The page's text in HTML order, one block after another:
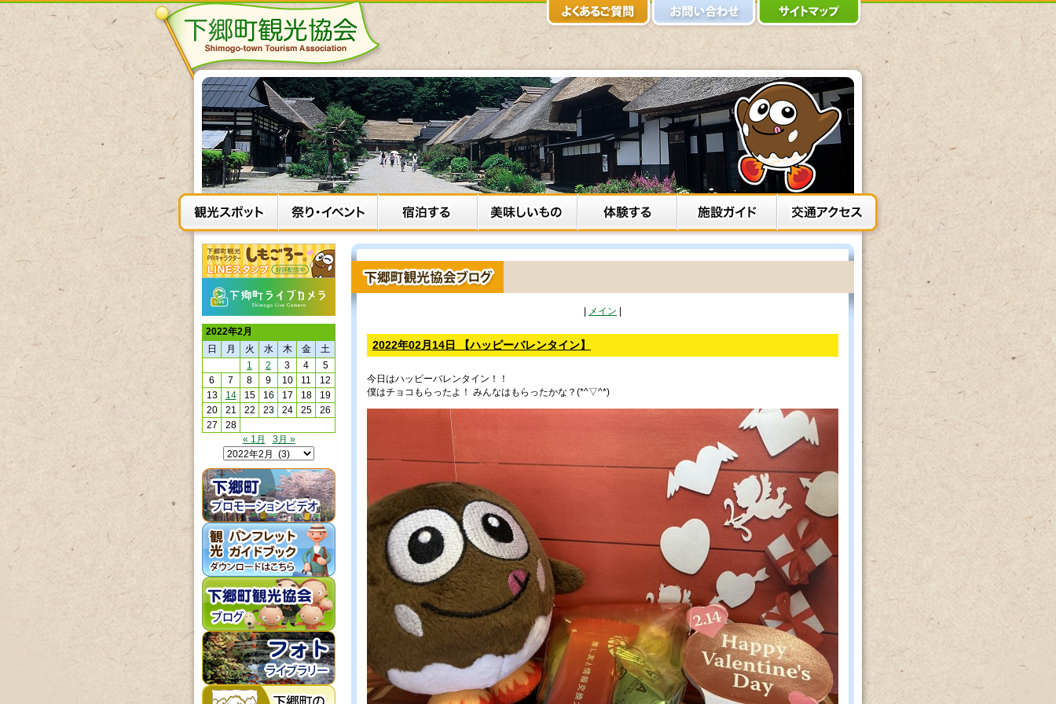
メイン
2022年02月14日 【ハッピーバレンタイン】
今日はハッピーバレンタイン！！
僕はチョコもらったよ！ みんなはもらったかな？(*^▽^*)
2022年2月
日
月 火 水 木 金
土
1
2 3 4
5
6
7 8 9 10 11
12
13
14 15 16 17 18
19
20
21 22 23 24 25
26
27
28
« 1月
3月 »